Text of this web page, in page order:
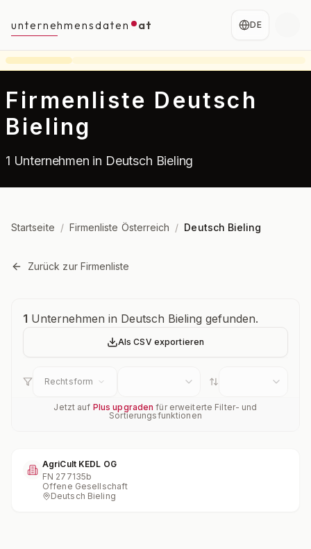
unternehmensdaten at DE
Firmenliste Deutsch
Bieling
1 Unternehmen in Deutsch Bieling
Startseite / Firmenliste Österreich / Deutsch Bieling
Zurück zur Firmenliste
Unternehmensübersicht
1 Unternehmen in Deutsch Bieling gefunden.
Als CSV exportieren
Rechtsform
Jetzt auf Plus upgraden für erweiterte Filter- und
Sortierungsfunktionen
AgriCult KEDL OG
FN 277135b
Offene Gesellschaft
Deutsch Bieling